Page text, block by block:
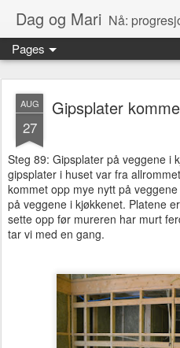
Dag og Mari Nå:
Pages
AUG
27
Gipsplater
Steg 89: Gipsplater på veggene i
gipsplater i huset var fra
kommet opp mye nytt på
på veggene i kjøkkenet. Platene
sette opp før mureren har murt
tar vi med en gang.